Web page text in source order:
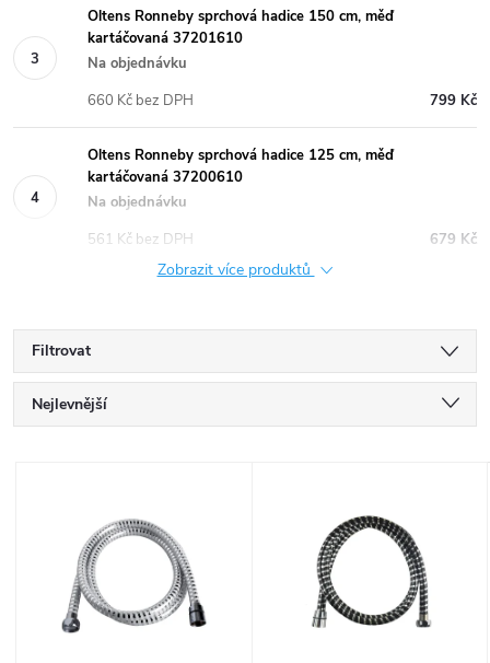
Oltens Ronneby sprchová hadice 150 cm, měď
kartáčovaná 37201610
Na objednávku
799 Kč
660 Kč bez DPH
Oltens Ronneby sprchová hadice 125 cm, měď
kartáčovaná 37200610
Na objednávku
679 Kč
561 Kč bez DPH
Zobrazit více produktů
Filtrovat
Ř
Nejlevnější
Abecedně